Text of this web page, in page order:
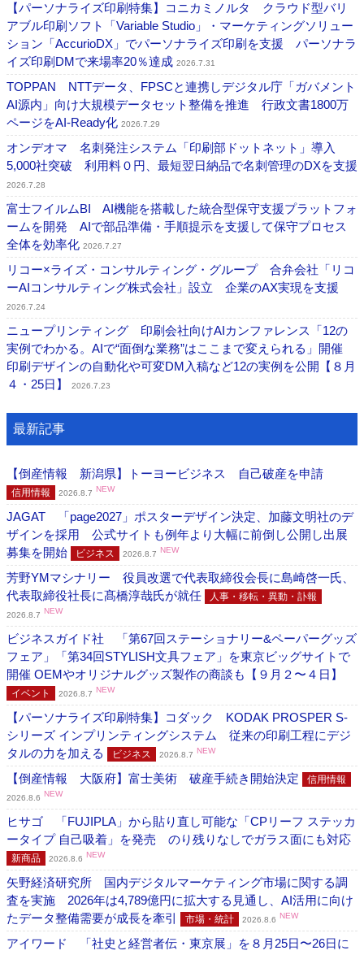
【パーソナライズ印刷特集】コニカミノルタ クラウド型バリ
アブル印刷ソフト「Variable Studio」・マーケティングソリュー
ション「AccurioDX」でパーソナライズ印刷を支援 パーソナラ
イズ印刷DMで来場率20％達成 2026.7.31
TOPPAN NTTデータ、FPSCと連携しデジタル庁「ガバメント
AI源内」向け大規模データセット整備を推進 行政文書1800万
ページをAI-Ready化 2026.7.29
オンデオマ 名刺発注システム「印刷部ドットネット」導入
5,000社突破 利用料０円、最短翌日納品で名刺管理のDXを支援
2026.7.28
富士フイルムBI AI機能を搭載した統合型保守支援プラットフォ
ームを開発 AIで部品準備・手順提示を支援して保守プロセス
全体を効率化 2026.7.27
リコー×ライズ・コンサルティング・グループ 合弁会社「リコ
ーAIコンサルティング株式会社」設立 企業のAX実現を支援
2026.7.24
ニュープリンティング 印刷会社向けAIカンファレンス「12の
実例でわかる。AIで“面倒な業務”はここまで変えられる」開催
印刷デザインの自動化や可変DM入稿など12の実例を公開【８月
４・25日】
2026.7.23
最新記事
【倒産情報 新潟県】トーヨービジネス 自己破産を申請
信用情報 2026.8.7 NEW
JAGAT 「page2027」ポスターデザイン決定、加藤文明社のデ
ザインを採用 公式サイトも例年より大幅に前倒し公開し出展
募集を開始
ビジネス 2026.8.7 NEW
芳野YMマシナリー 役員改選で代表取締役会長に島崎啓一氏、
代表取締役社長に髙橋淳哉氏が就任
人事・移転・異動・訃報
2026.8.7 NEW
ビジネスガイド社 「第67回ステーショナリー&ペーパーグッズ
フェア」「第34回STYLISH文具フェア」を東京ビッグサイトで
開催 OEMやオリジナルグッズ製作の商談も【９月２〜４日】
イベント 2026.8.7 NEW
【パーソナライズ印刷特集】コダック KODAK PROSPER S-
シリーズ インプリンティングシステム 従来の印刷工程にデジ
タルの力を加える
ビジネス 2026.8.7 NEW
【倒産情報 大阪府】富士美術 破産手続き開始決定 信用情報
2026.8.6 NEW
ヒサゴ 「FUJIPLA」から貼り直し可能な「CPリーフ ステッカ
ータイプ 自己吸着」を発売 のり残りなしでガラス面にも対応
新商品 2026.8.6 NEW
矢野経済研究所 国内デジタルマーケティング市場に関する調
査を実施 2026年は4,789億円に拡大する見通し、AI活用に向け
たデータ整備需要が成長を牽引
市場・統計 2026.8.6 NEW
アイワード 「社史と経営者伝・東京展」を８月25日〜26日に